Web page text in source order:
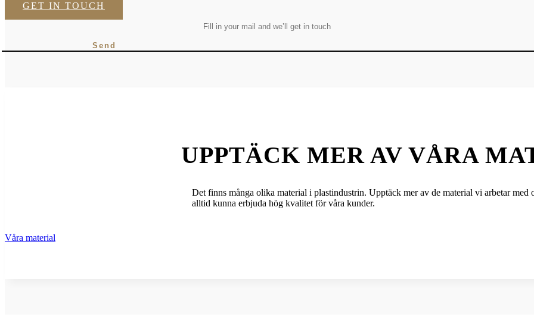
GET IN TOUCH
UPPTÄCK MER AV VÅRA
Det finns många olika material i plastindustrin. Upptäck mer av de material vi arbetar med
alltid kunna erbjuda hög kvalitet för våra kunder.
Våra material